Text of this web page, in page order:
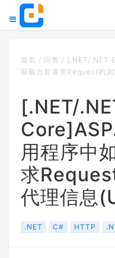
首页 / 问答 / [.NET/.NET
获取当前请求Request的
[.NET/
用程序中
求
代理信息
.NET C# HTTP